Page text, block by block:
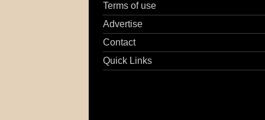
Terms of use
Advertise
Contact
Quick Links